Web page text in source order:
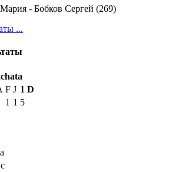
- Бобков Сергей (269)
...
F J 1 D
1 1 5